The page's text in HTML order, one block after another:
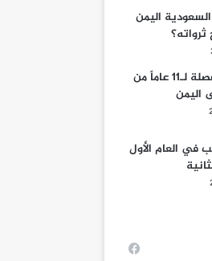
اليمن
إحصائية مفصلة لـ11 عاماً من
اليمن
في العام الأول